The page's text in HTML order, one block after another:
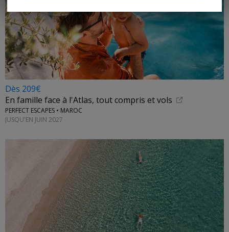
Dès 209€
En famille face à l'Atlas, tout compris et vols
PERFECT ESCAPES • MAROC
JUSQU'EN JUIN 2027